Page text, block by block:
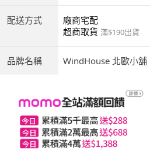
配送方式
廠商宅配
超商取貨 滿$190出貨
品牌名稱 WindHouse 北歐小舖